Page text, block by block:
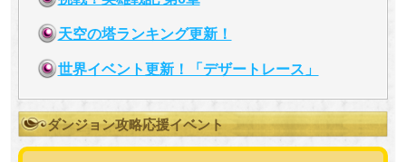
天空の塔ランキング更新！
世界イベント更新！「デザートレース」
ダンジョン攻略応援イベント